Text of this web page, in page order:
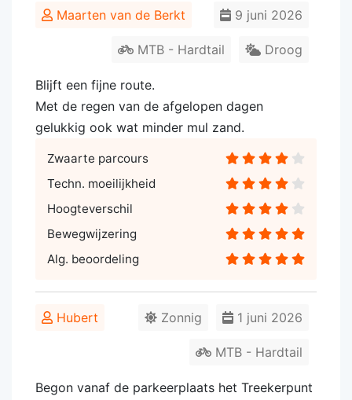
Maarten van de Berkt 9 juni 2026
Droog
MTB - Hardtail
Blijft een fijne route.
Met de regen van de afgelopen dagen
gelukkig ook wat minder mul zand.
Zwaarte parcours
Techn. moeilijkheid
Hoogteverschil
Bewegwijzering
Alg. beoordeling
Hubert 1 juni 2026
Zonnig
MTB - Hardtail
Begon vanaf de parkeerplaats het Treekerpunt